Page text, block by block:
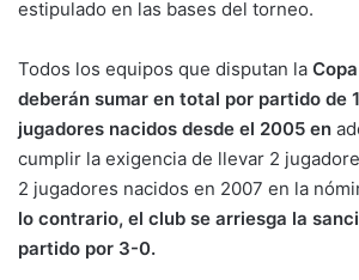
estipulado en las bases del torneo.
Todos los equipos que disputan la
deberán sumar en total por partido de
jugadores nacidos desde el 2005 en
cumplir la exigencia de llevar 2
2 jugadores nacidos en 2007 en la
lo contrario, el club se arriesga la
partido por 3-0.